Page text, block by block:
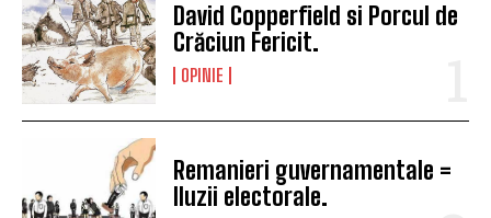
I WANT IN
I've read and accept thePrivacy Policy.
David Copperfield si Porcul de
Crăciun Fericit.
OPINIE
Remanieri guvernamentale =
Iluzii electorale.